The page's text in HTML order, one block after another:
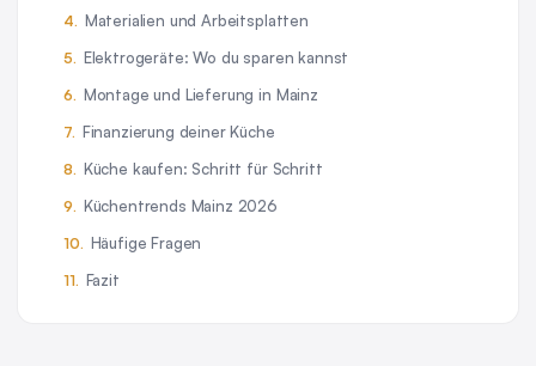
Materialien und Arbeitsplatten
Elektrogeräte: Wo du sparen kannst
Montage und Lieferung in Mainz
Finanzierung deiner Küche
Küche kaufen: Schritt für Schritt
Küchentrends Mainz 2026
Häufige Fragen
Fazit